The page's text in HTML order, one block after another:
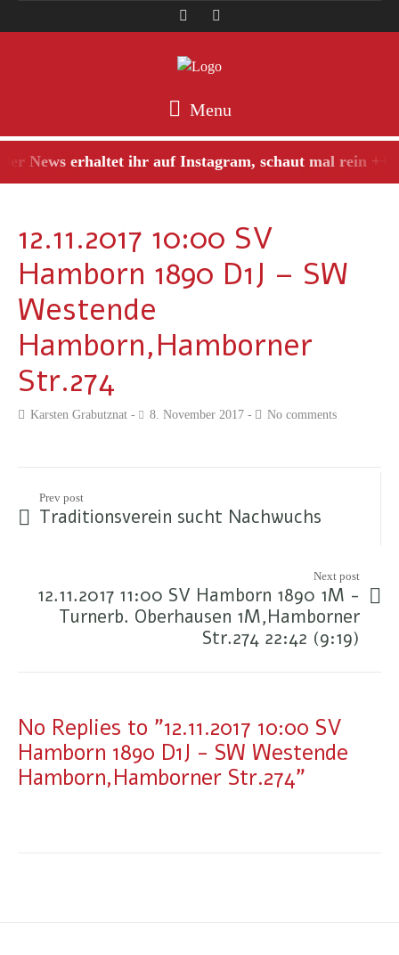
Menu
News erhaltet ihr auf Instagram, schaut mal rein +++
12.11.2017 10:00 SV
Hamborn 1890 D1J – SW
Westende
Hamborn,Hamborner
Str.274
Karsten Grabutznat 8. November 2017 No comments
Prev post
Traditionsverein sucht Nachwuchs
Next post
12.11.2017 11:00 SV Hamborn 1890 1M -
Turnerb. Oberhausen 1M,Hamborner
Str.274 22:42 (9:19)
No Replies to "12.11.2017 10:00 SV
Hamborn 1890 D1J - SW Westende
Hamborn,Hamborner Str.274"